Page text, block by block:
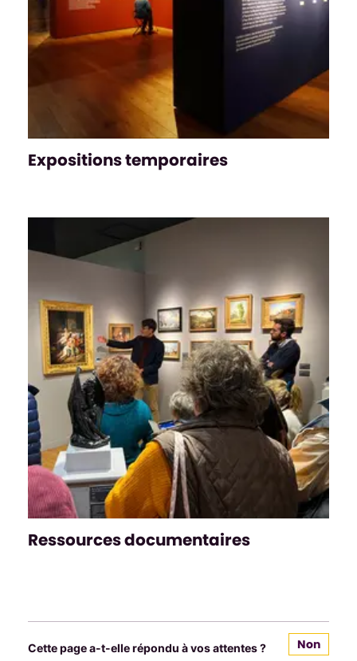
Expositions temporaires
Ressources documentaires
Cette page a-t-elle répondu à vos attentes ? Non